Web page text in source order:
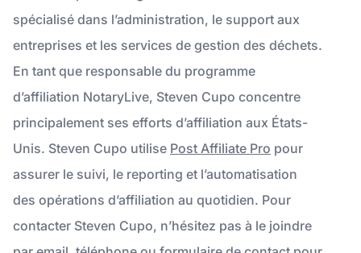
spécialisé dans l’administration, le support aux
entreprises et les services de gestion des déchets.
En tant que responsable du programme
d’affiliation NotaryLive, Steven Cupo concentre
principalement ses efforts d’affiliation aux États-
Unis. Steven Cupo utilise Post Affiliate Pro pour
assurer le suivi, le reporting et l’automatisation
des opérations d’affiliation au quotidien. Pour
contacter Steven Cupo, n’hésitez pas à le joindre